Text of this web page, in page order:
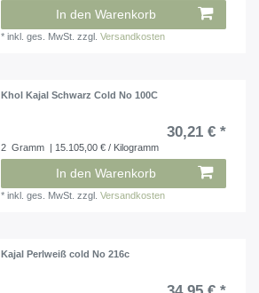
In den Warenkorb
*inkl. ges. MwSt. zzgl.Versandkosten
Khol Kajal Schwarz Cold No 100C
30,21 € *
2 Gramm | 15.105,00 € / Kilogramm
In den Warenkorb
*inkl. ges. MwSt. zzgl.Versandkosten
Kajal Perlweiß cold No 216c